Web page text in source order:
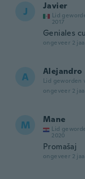
J Javier
Lid
2017
Geniales
ongeveer 2
A Alejandro
Lid geworden
ongeveer 2
M Mane
Lid
2020
Promašaj
ongeveer 2